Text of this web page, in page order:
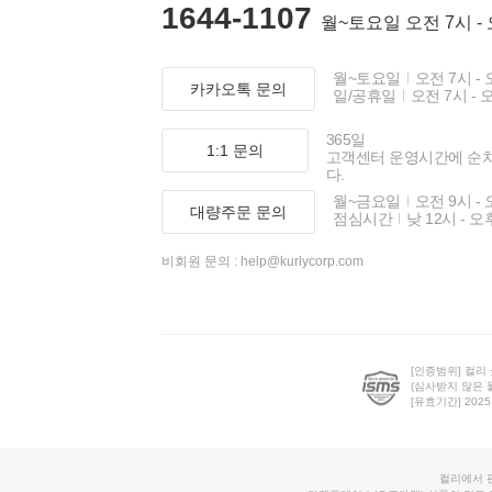
1644-1107 월~토요일 오전 7시 -
카카오톡 문의
월~토요일
오전 7시 -
일/공휴일
오전 7시 -
1:1 문의
365일
고객센터 운영시간에 순
다.
대량주문 문의
월~금요일
오전 9시 -
점심시간
낮 12시 - 오
비회원 문의 : help@kurlycorp.com
[인증범위] 컬리
(심사받지 않은
[유효기간]
컬리에서